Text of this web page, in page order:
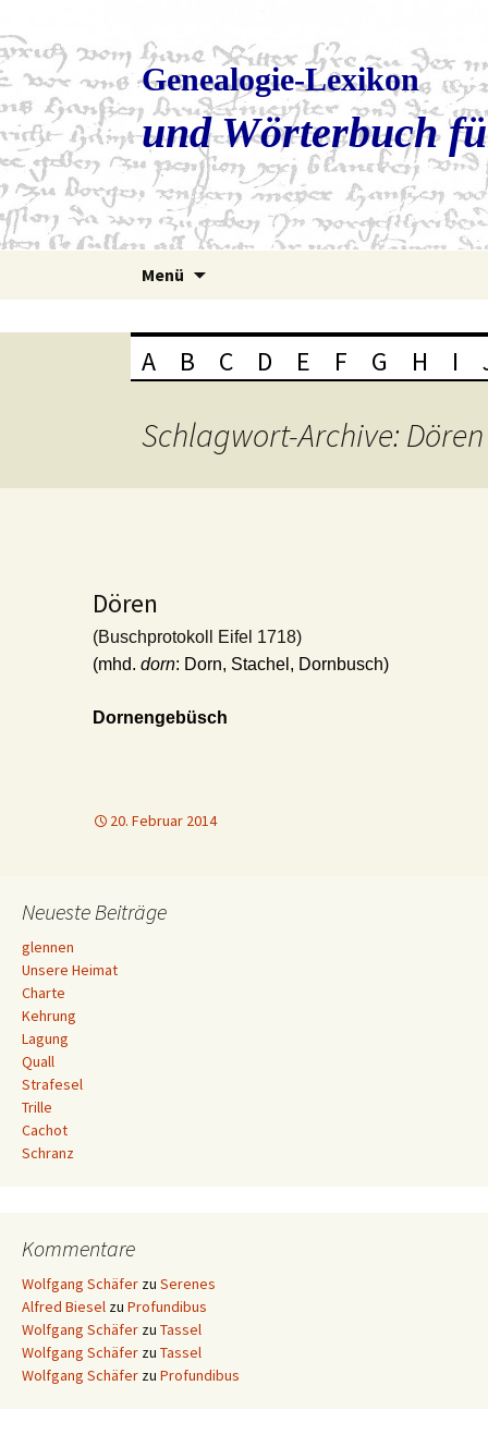
Genealogie-Lexikon
und Wörterbuch
Menü
A B C D E F G H I
Schlagwort-Archive: Dören
Dören
(Buschprotokoll Eifel 1718)
(mhd. dorn: Dorn, Stachel, Dornbusch)
Dornengebüsch
20. Februar 2014
Neueste Beiträge
glennen
Unsere Heimat
Charte
Kehrung
Lagung
Quall
Strafesel
Trille
Cachot
Schranz
Kommentare
Wolfgang Schäfer zu Serenes
Alfred Biesel zu Profundibus
Wolfgang Schäfer zu Tassel
Wolfgang Schäfer zu Tassel
Wolfgang Schäfer zu Profundibus